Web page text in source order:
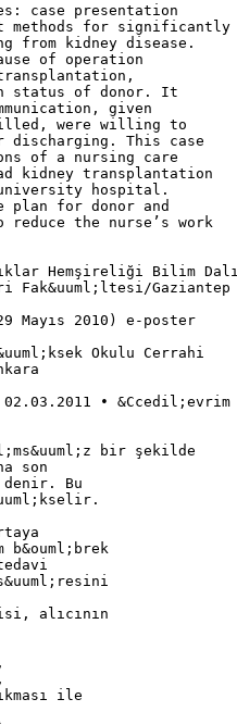
case presentation
methods for significantly
kidney disease.
of operation
status of donor. It
given
were willing to
discharging. This case
of a nursing care
kidney transplantation
hospital.
plan for donor and
the nurse’s work
Hemşireliği Bilim Dalı
Fak&uuml;ltesi/Gaziantep
Mayıs 2010) e-poster
Okulu Cerrahi